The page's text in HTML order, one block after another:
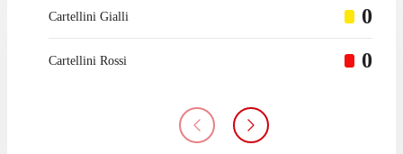
Cartellini Gialli 0
Cartellini Rossi 0